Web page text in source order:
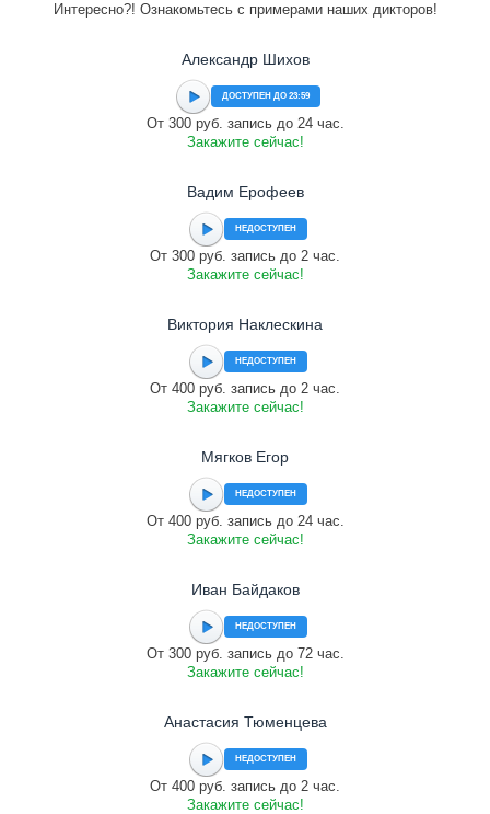
Интересно?! Ознакомьтесь с примерами наших дикторов!
Александр Шихов
ДОСТУПЕН ДО 23:59
От 300 руб. запись до 24 час.
Закажите сейчас!
Вадим Ерофеев
НЕДОСТУПЕН
От 300 руб. запись до 2 час.
Закажите сейчас!
Виктория Наклескина
НЕДОСТУПЕН
От 400 руб. запись до 2 час.
Закажите сейчас!
Мягков Егор
НЕДОСТУПЕН
От 400 руб. запись до 24 час.
Закажите сейчас!
Иван Байдаков
НЕДОСТУПЕН
От 300 руб. запись до 72 час.
Закажите сейчас!
Анастасия Тюменцева
НЕДОСТУПЕН
От 400 руб. запись до 2 час.
Закажите сейчас!